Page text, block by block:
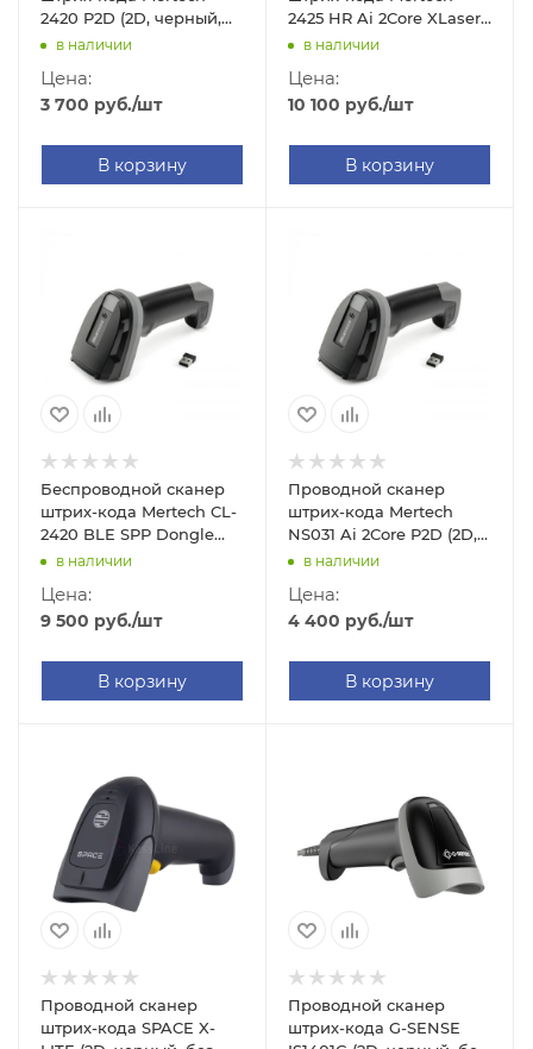
2420 P2D (2D, черный,
без подставки)
в наличии
Цена:
3 700 руб./шт
В корзину
2425 HR Ai 2Core XLaser
(2D, черный, без
в наличии
Цена:
10 100 руб./шт
В корзину
Беспроводной сканер
штрих-кода Mertech CL-
2420 BLE SPP Dongle
P2D (2D, черный, без
в наличии
Цена:
9 500 руб./шт
В корзину
Проводной сканер
штрих-кода Mertech
NS031 Ai 2Core P2D (2D,
черный, без подставки,
в наличии
Цена:
4 400 руб./шт
В корзину
Проводной сканер
штрих-кода SPACE X-
Проводной сканер
штрих-кода G-SENSE